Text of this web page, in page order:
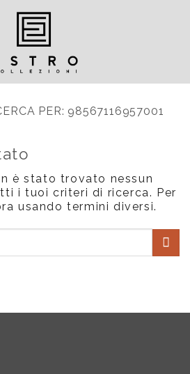
PER: 98567116957001
è stato trovato nessun
i tuoi criteri di ricerca. Per
usando termini diversi.